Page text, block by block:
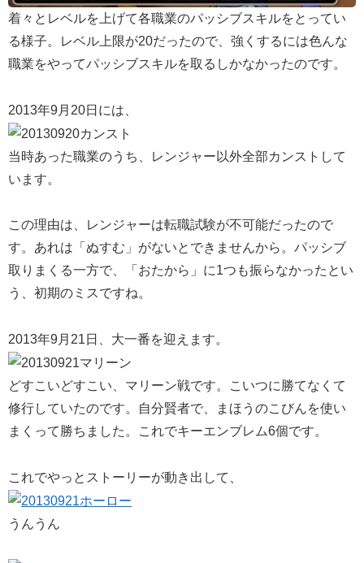
着々とレベルを上げて各職業のパッシブスキルをとってい
る様子。レベル上限が20だったので、強くするには色んな
職業をやってパッシブスキルを取るしかなかったのです。
2013年9月20日には、
当時あった職業のうち、レンジャー以外全部カンストして
います。
この理由は、レンジャーは転職試験が不可能だったので
す。あれは「ぬすむ」がないとできませんから。パッシブ
取りまくる一方で、「おたから」に1つも振らなかったとい
う、初期のミスですね。
2013年9月21日、大一番を迎えます。
どすこいどすこい、マリーン戦です。こいつに勝てなくて
修行していたのです。自分賢者で、まほうのこびんを使い
まくって勝ちました。これでキーエンブレム6個です。
これでやっとストーリーが動き出して、
うんうん